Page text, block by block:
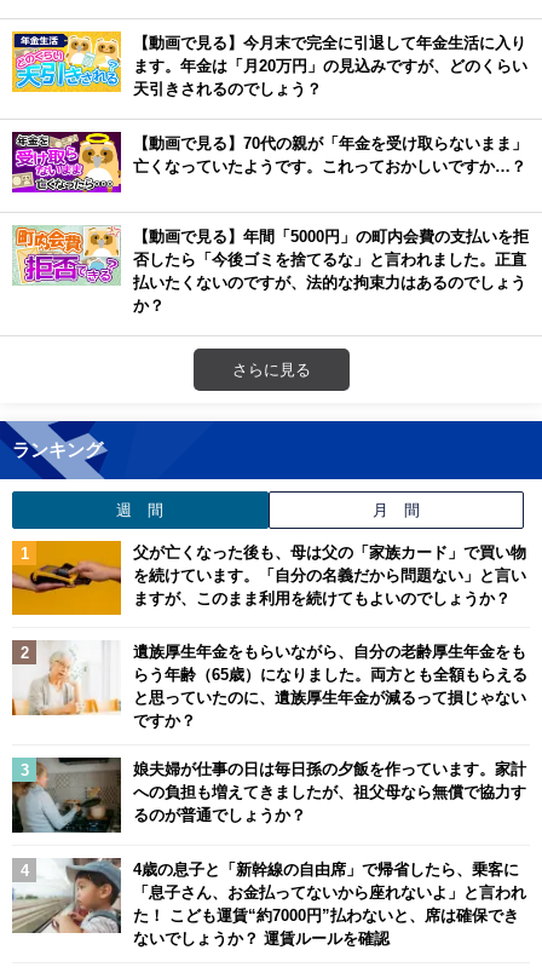
【動画で見る】今月末で完全に引退して年金生活に入り
ます。年金は「月20万円」の見込みですが、どのくらい
天引きされるのでしょう？
【動画で見る】70代の親が「年金を受け取らないまま」
亡くなっていたようです。これっておかしいですか…？
【動画で見る】年間「5000円」の町内会費の支払いを拒
否したら「今後ゴミを捨てるな」と言われました。正直
払いたくないのですが、法的な拘束力はあるのでしょう
か？
さらに見る
ランキング
週 間 月 間
父が亡くなった後も、母は父の「家族カード」で買い物
を続けています。「自分の名義だから問題ない」と言い
ますが、このまま利用を続けてもよいのでしょうか？
遺族厚生年金をもらいながら、自分の老齢厚生年金をも
らう年齢（65歳）になりました。両方とも全額もらえる
と思っていたのに、遺族厚生年金が減るって損じゃない
ですか？
娘夫婦が仕事の日は毎日孫の夕飯を作っています。家計
への負担も増えてきましたが、祖父母なら無償で協力す
るのが普通でしょうか？
4歳の息子と「新幹線の自由席」で帰省したら、乗客に
「息子さん、お金払ってないから座れないよ」と言われ
た！ こども運賃“約7000円”払わないと、席は確保でき
ないでしょうか？ 運賃ルールを確認